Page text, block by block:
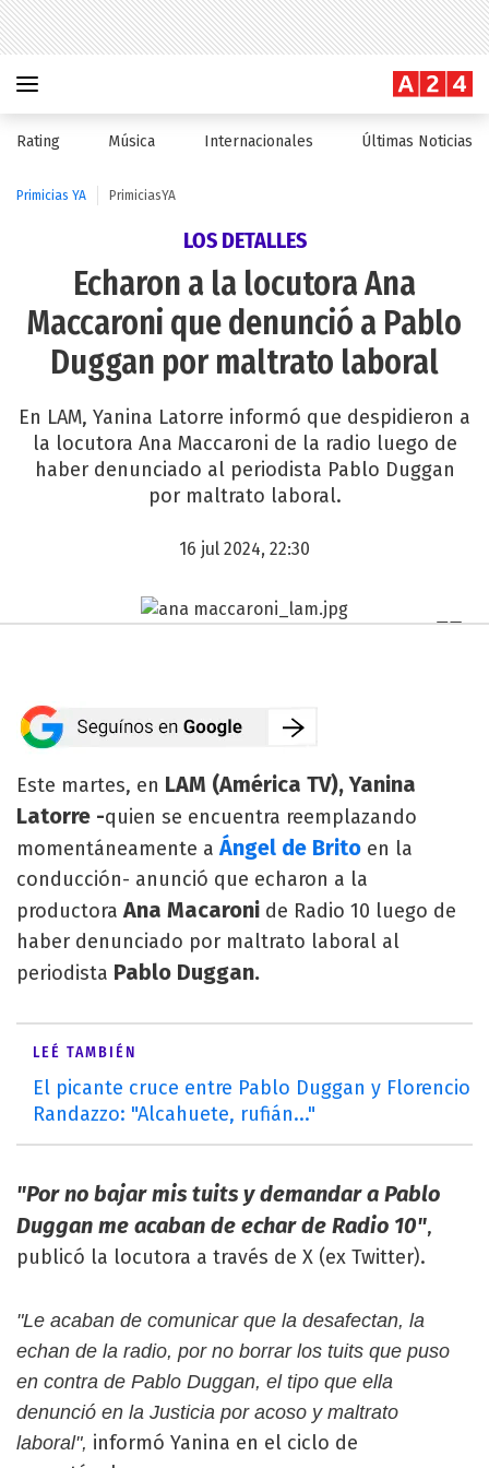
Rating Música Internacionales Últimas Noticias
Primicias YA PrimiciasYA
LOS DETALLES
Echaron a la locutora Ana
Maccaroni que denunció a Pablo
Duggan por maltrato laboral
En LAM, Yanina Latorre informó que despidieron a
la locutora Ana Maccaroni de la radio luego de
haber denunciado al periodista Pablo Duggan
por maltrato laboral.
16 jul 2024, 22:30
Este martes, en LAM (América TV), Yanina
Latorre -quien se encuentra reemplazando
momentáneamente aÁngel de Brito en la
conducción- anunció que echaron a la
productoraAna Macaroni de Radio 10 luego de
haber denunciado por maltrato laboral al
periodista Pablo Duggan.
LEÉ TAMBIÉN
El picante cruce entre Pablo Duggan y Florencio
Randazzo: "Alcahuete, rufián..."
"Por no bajar mis tuits y demandar a Pablo
Duggan me acaban de echar de Radio 10",
publicó la locutora a través de X (ex Twitter).
"Le acaban de comunicar que la desafectan, la
echan de la radio, por no borrar los tuits que puso
en contra de Pablo Duggan, el tipo que ella
denunció en la Justicia por acoso y maltrato
laboral", informó Yanina en el ciclo de